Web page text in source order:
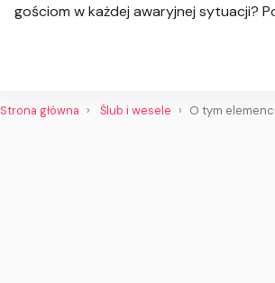
gościom w każdej awaryjnej sytuacji?
Strona główna Ślub i wesele O tym